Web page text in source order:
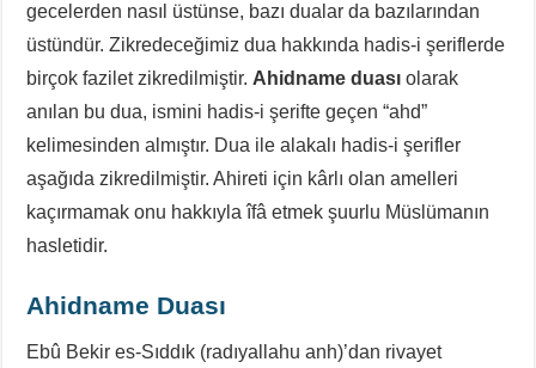
gecelerden nasıl üstünse, bazı dualar da bazılarından
üstündür. Zikredeceğimiz dua hakkında hadis-i şeriflerde
birçok fazilet zikredilmiştir. Ahidname duası olarak
anılan bu dua, ismini hadis-i şerifte geçen “ahd”
kelimesinden almıştır. Dua ile alakalı hadis-i şerifler
aşağıda zikredilmiştir. Ahireti için kârlı olan amelleri
kaçırmamak onu hakkıyla îfâ etmek şuurlu Müslümanın
hasletidir.
Ahidname Duası
Ebû Bekir es-Sıddık (radıyallahu anh)’dan rivayet